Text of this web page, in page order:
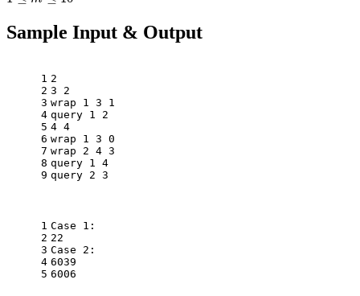
Sample Input & Output
1
2
3
4
5
6
7
8
9
2
3 2
wrap 1 3 1
query 1 2
4 4
wrap 1 3 0
wrap 2 4 3
query 1 4
query 2 3
1
2
3
4
5
Case 1:
22
Case 2:
6039
6006